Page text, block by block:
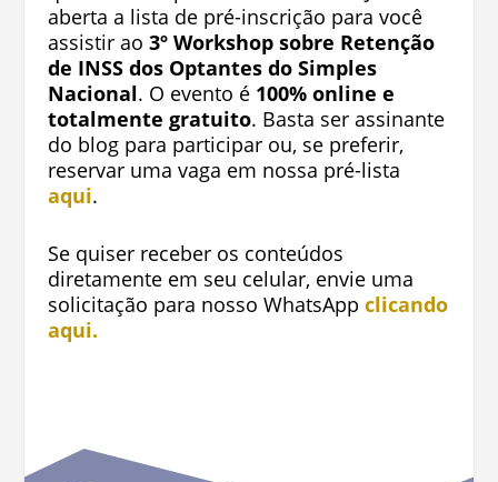
aberta a lista de pré-inscrição para você
assistir ao 3º Workshop sobre Retenção
de INSS dos Optantes do Simples
Nacional. O evento é 100% online e
totalmente gratuito. Basta ser assinante
do blog para participar ou, se preferir,
reservar uma vaga em nossa pré-lista
aqui.
Se quiser receber os conteúdos
diretamente em seu celular, envie uma
solicitação para nosso WhatsApp clicando
aqui.